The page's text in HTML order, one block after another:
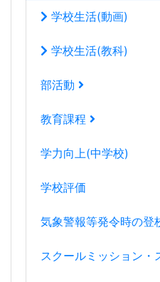
学校生活(動画)
学校生活(教科)
部活動
教育課程
学力向上(中学校)
学校評価
気象警報等発令時の登
スクールミッション・